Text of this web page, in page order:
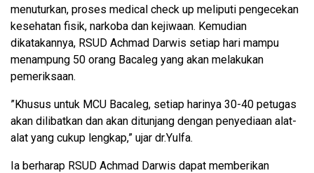
menuturkan, proses medical check up meliputi pengecekan
kesehatan fisik, narkoba dan kejiwaan. Kemudian
dikatakannya, RSUD Achmad Darwis setiap hari mampu
menampung 50 orang Bacaleg yang akan melakukan
pemeriksaan.
”Khusus untuk MCU Bacaleg, setiap harinya 30-40 petugas
akan dilibatkan dan akan ditunjang dengan penyediaan alat-
alat yang cukup lengkap,” ujar dr.Yulfa.
Ia berharap RSUD Achmad Darwis dapat memberikan